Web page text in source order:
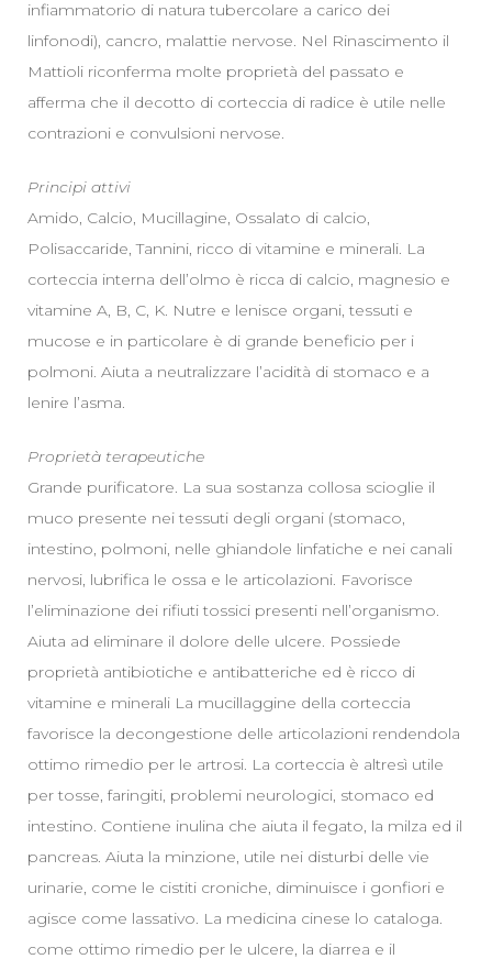
infiammatorio di natura tubercolare a carico dei
linfonodi), cancro, malattie nervose. Nel Rinascimento il
Mattioli riconferma molte proprietà del passato e
afferma che il decotto di corteccia di radice è utile nelle
contrazioni e convulsioni nervose.
Principi attivi
Amido, Calcio, Mucillagine, Ossalato di calcio,
Polisaccaride, Tannini, ricco di vitamine e minerali. La
corteccia interna dell’olmo è ricca di calcio, magnesio e
vitamine A, B, C, K. Nutre e lenisce organi, tessuti e
mucose e in particolare è di grande beneficio per i
polmoni. Aiuta a neutralizzare l’acidità di stomaco e a
lenire l’asma.
Proprietà terapeutiche
Grande purificatore. La sua sostanza collosa scioglie il
muco presente nei tessuti degli organi (stomaco,
intestino, polmoni, nelle ghiandole linfatiche e nei canali
nervosi, lubrifica le ossa e le articolazioni. Favorisce
l’eliminazione dei rifiuti tossici presenti nell’organismo.
Aiuta ad eliminare il dolore delle ulcere. Possiede
proprietà antibiotiche e antibatteriche ed è ricco di
vitamine e minerali La mucillaggine della corteccia
favorisce la decongestione delle articolazioni rendendola
ottimo rimedio per le artrosi. La corteccia è altresì utile
per tosse, faringiti, problemi neurologici, stomaco ed
intestino. Contiene inulina che aiuta il fegato, la milza ed il
pancreas. Aiuta la minzione, utile nei disturbi delle vie
urinarie, come le cistiti croniche, diminuisce i gonfiori e
agisce come lassativo. La medicina cinese lo cataloga.
come ottimo rimedio per le ulcere, la diarrea e il